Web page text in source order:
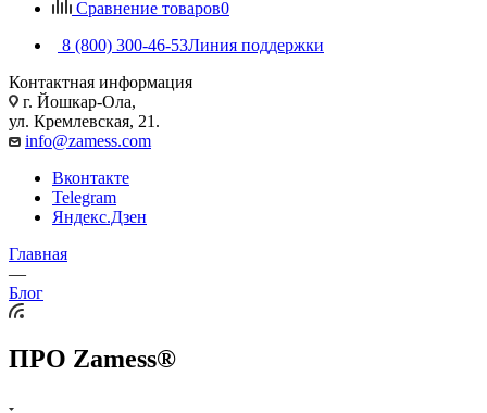
Сравнение товаров0
8 (800) 300-46-53Линия поддержки
Контактная информация
г. Йошкар-Ола,
ул. Кремлевская, 21.
info@zamess.com
Вконтакте
Telegram
Яндекс.Дзен
Главная
—
Блог
ПРО Zamess®